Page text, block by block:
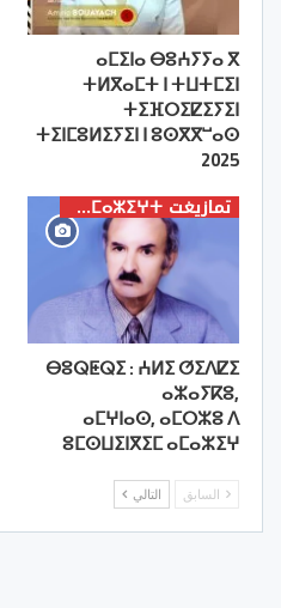
ⴰⵎⵉⵏⴰ ⴱⵓⵄⵢⵢⴰ ⴳ
ⵜⵍⴳⴰⵎⵜ ⵏ ⵜⵡⵜⵎⵉⵏ
ⵜⵉⴼⵔⵉⵇⵉⵢⵉⵏ
ⵜⵉⵏⵎⵓⵍⵉⵢⵉⵏ ⵏ ⵓⵙⴳⴳⵯⴰⵙ
2025
تمازيغت ⵜⴰⵎⴰⵣⵉⵖⵜ
ⴱⵓⵕⵟⵕⵉ : ⵄⵍⵉ ⵚⵉⴷⵇⵉ
ⴰⵣⴰⵢⴽⵓ,
ⴰⵎⵖⵏⴰⵙ, ⴰⵎⵔⵣⵓ ⴷ
ⵓⵎⵙⵡⵉⵏⴳⵉⵎ ⴰⵎⴰⵣⵉⵖ
السابق التالي